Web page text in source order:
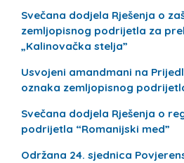
Svečana dodjela Rješenja o
zemljopisnog podrijetla za
„Kalinovačka stelja”
Usvojeni amandmani na
oznaka zemljopisnog
Svečana dodjela Rješenja o
podrijetla “Romanijski med”
Održana 24. sjednica